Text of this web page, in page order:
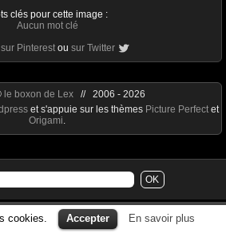
clés pour cette image :
Aucun mot clé
sur Pinterest ou sur Twitter
cookies. Accepter En savoir plus
le boxon de Lex// 2006 - 2026
et s'appuie sur les thèmes Picture Perfect et
Origami